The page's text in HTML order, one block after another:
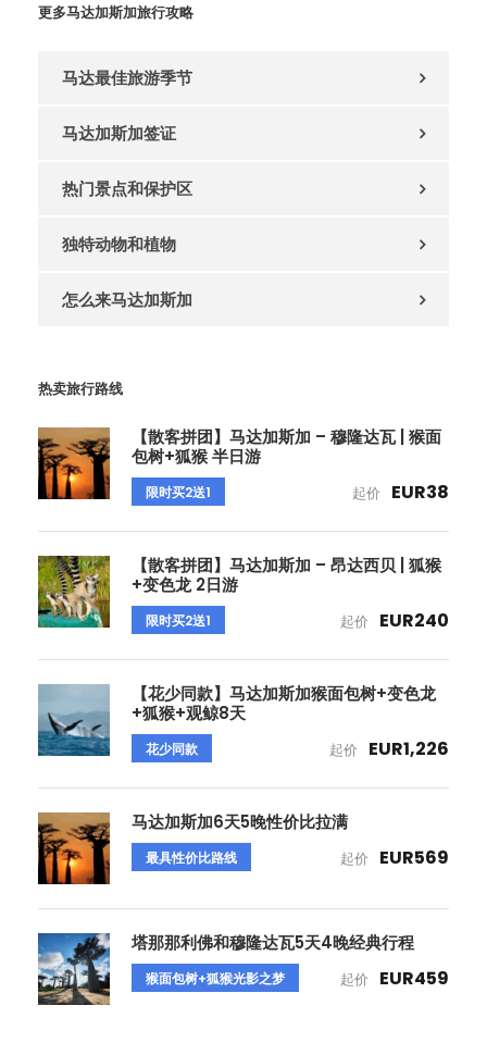
更多马达加斯加旅行攻略
马达最佳旅游季节
马达加斯加签证
热门景点和保护区
独特动物和植物
怎么来马达加斯加
热卖旅行路线
【散客拼团】马达加斯加 – 穆隆达瓦 | 猴面
包树+狐猴 半日游
限时买2送1 起价 EUR38
【散客拼团】马达加斯加 – 昂达西贝 | 狐猴
+变色龙 2日游
限时买2送1 起价 EUR240
【花少同款】马达加斯加猴面包树+变色龙
+狐猴+观鲸8天
花少同款 起价 EUR1,226
马达加斯加6天5晚性价比拉满
最具性价比路线 起价 EUR569
塔那那利佛和穆隆达瓦5天4晚经典行程
猴面包树+狐猴光影之梦 起价 EUR459